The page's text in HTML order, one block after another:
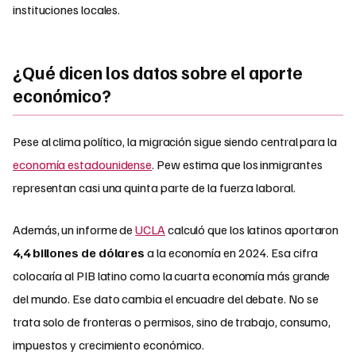
instituciones locales.
¿Qué dicen los datos sobre el aporte
económico?
Pese al clima político, la migración sigue siendo central para la
economía estadounidense. Pew estima que los inmigrantes
representan casi una quinta parte de la fuerza laboral.
Además, un informe deUCLA calculó que los latinos aportaron
4,4 billones de dólares a la economía en 2024. Esa cifra
colocaría al PIB latino como la cuarta economía más grande
del mundo. Ese dato cambia el encuadre del debate. No se
trata solo de fronteras o permisos, sino de trabajo, consumo,
impuestos y crecimiento económico.